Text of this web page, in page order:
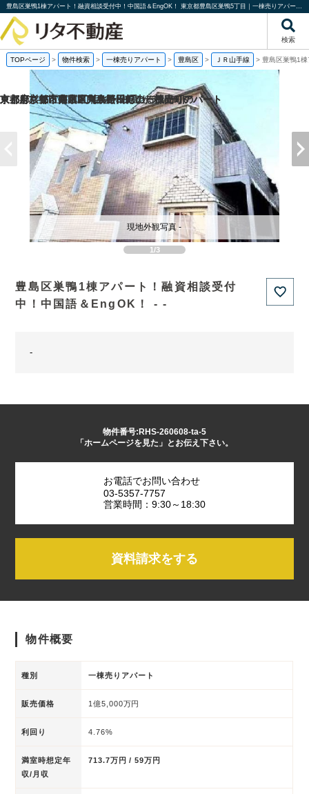
豊島区巣鴨1棟アパート！融資相談受付中！中国語＆EngOK！ 東京都豊島区巣鴨5丁目｜一棟売りアパート｜投資物件や収益物件｜株式会社リタ不動産
検索
TOPページ > 物件検索 > 一棟売りアパート > 豊島区 > ＪＲ山手線 > 豊島区巣鴨1
1/3
現地外観写真 -
豊島区巣鴨1棟アパート！融資相談受付
中！中国語＆EngOK！ - -
-
物件番号:RHS-260608-ta-5
「ホームページを見た」とお伝え下さい。
お電話でお問い合わせ
03-5357-7757
営業時間：9:30～18:30
資料請求をする
物件概要
種別 一棟売りアパート
販売価格 1億5,000万円
利回り 4.76%
満室時想定年
収/月収
713.7万円 / 59万円
京都府京都市西京区川島野田町の一棟売りアパート
京都府京都市東山区東大路松原上る辰巳町の
京都府京都市南区東九条松田町の一棟売りアパート
東京都杉並区井草2丁目の一棟売りアパート